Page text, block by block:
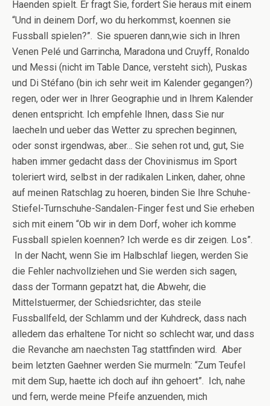
Haenden spielt. Er fragt Sie, fordert Sie heraus mit einem
“Und in deinem Dorf, wo du herkommst, koennen sie
Fussball spielen?”. Sie spueren dann,wie sich in Ihren
Venen Pelé und Garrincha, Maradona und Cruyff, Ronaldo
und Messi (nicht im Table Dance, versteht sich), Puskas
und Di Stéfano (bin ich sehr weit im Kalender gegangen?)
regen, oder wer in Ihrer Geographie und in Ihrem Kalender
denen entspricht. Ich empfehle Ihnen, dass Sie nur
laecheln und ueber das Wetter zu sprechen beginnen,
oder sonst irgendwas, aber… Sie sehen rot und, gut, Sie
haben immer gedacht dass der Chovinismus im Sport
toleriert wird, selbst in der radikalen Linken, daher, ohne
auf meinen Ratschlag zu hoeren, binden Sie Ihre Schuhe-
Stiefel-Turnschuhe-Sandalen-Finger fest und Sie erheben
sich mit einem “Ob wir in dem Dorf, woher ich komme
Fussball spielen koennen? Ich werde es dir zeigen. Los”.
In der Nacht, wenn Sie im Halbschlaf liegen, werden Sie
die Fehler nachvollziehen und Sie werden sich sagen,
dass der Tormann gepatzt hat, die Abwehr, die
Mittelstuermer, der Schiedsrichter, das steile
Fussballfeld, der Schlamm und der Kuhdreck, dass nach
alledem das erhaltene Tor nicht so schlecht war, und dass
die Revanche am naechsten Tag stattfinden wird. Aber
beim letzten Gaehner werden Sie murmeln: “Zum Teufel
mit dem Sup, haette ich doch auf ihn gehoert”. Ich, nahe
und fern, werde meine Pfeife anzuenden, mich